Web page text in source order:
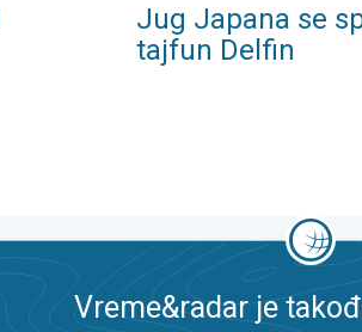
Jug Japana se
tajfun Delfin
Vreme&radar je